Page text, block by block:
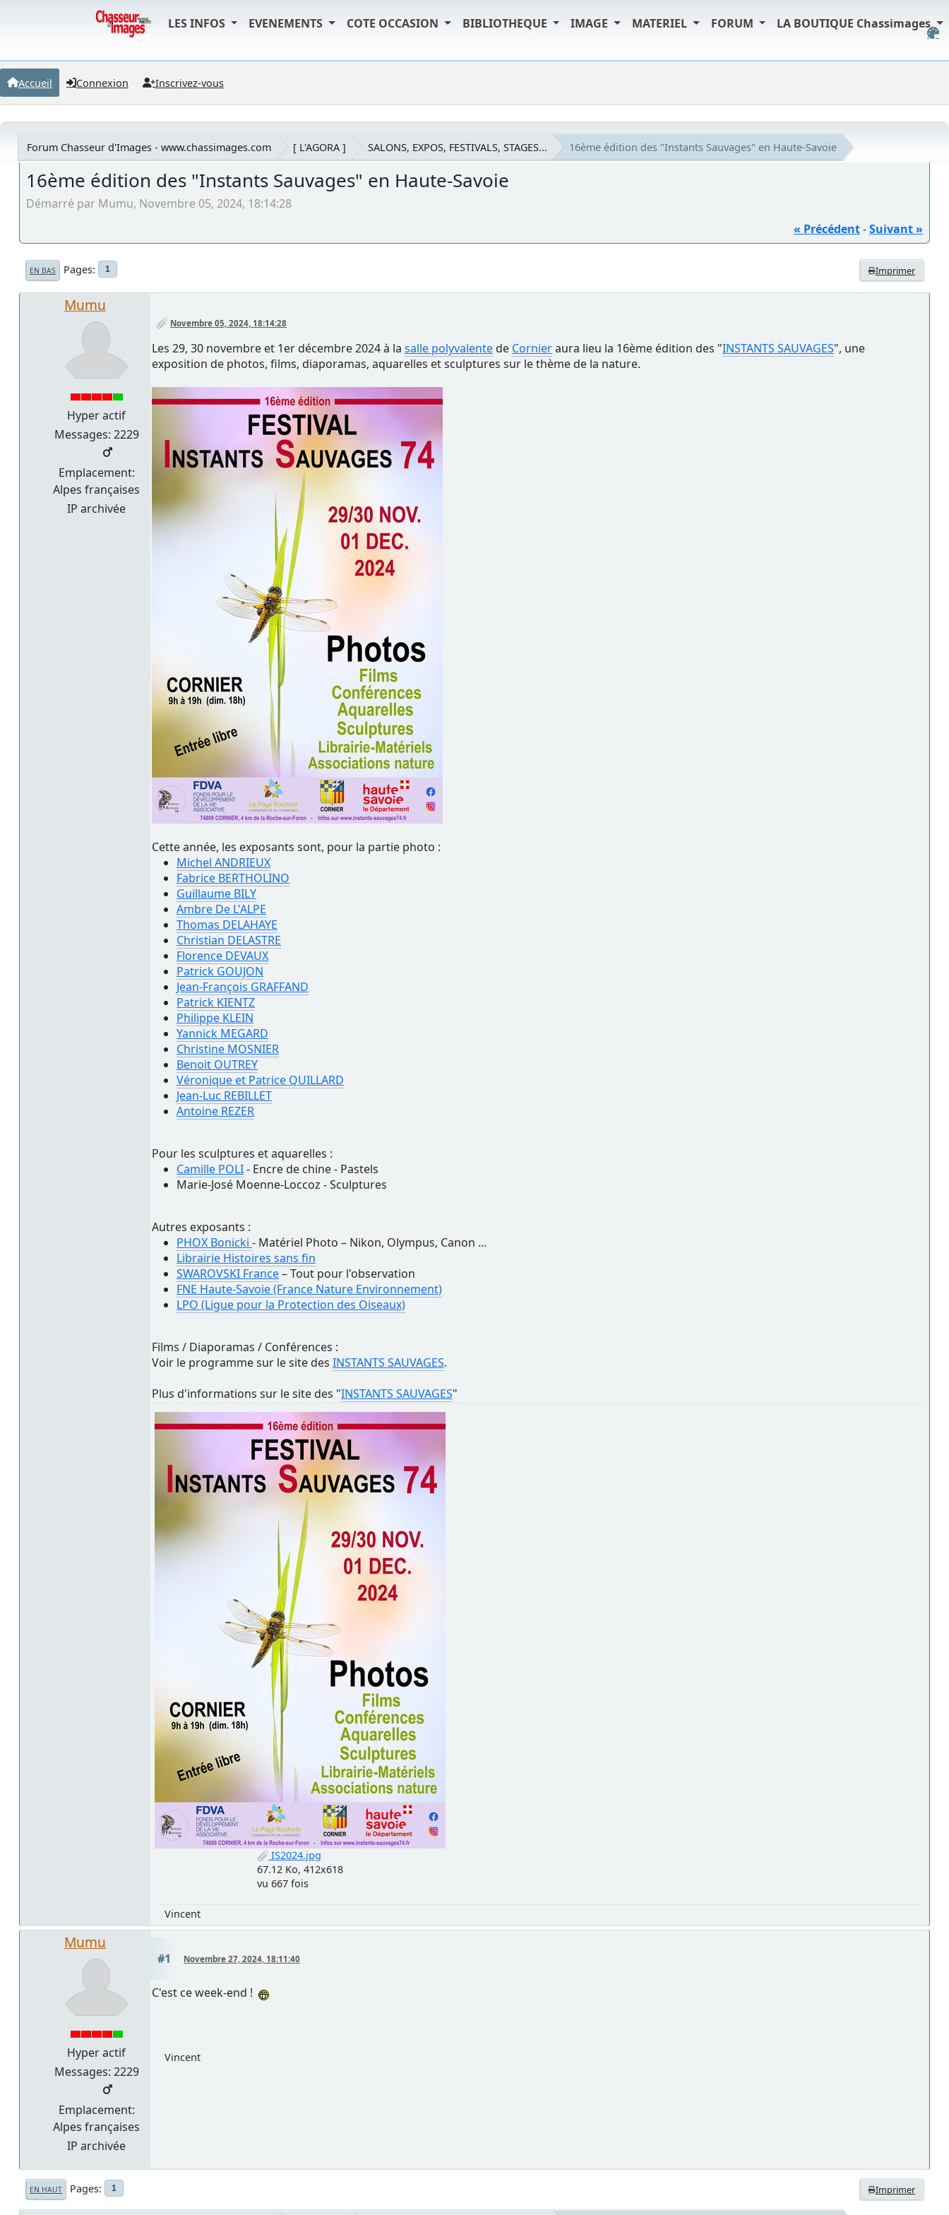
LES INFOS EVENEMENTS COTE OCCASION BIBLIOTHEQUE IMAGE MATERIEL FORUM LA BOUTIQUE Chassimages
Accueil Connexion Inscrivez-vous
Forum Chasseur d'Images - www.chassimages.com [ L'AGORA ] SALONS, EXPOS, FESTIVALS, STAGES... 16ème édition des "Instants Sauvages" en Haute-Savoie
16ème édition des "Instants Sauvages" en Haute-Savoie
Démarré par Mumu, Novembre 05, 2024, 18:14:28
« Précédent-Suivant »
Imprimer
EN BAS Pages 1
Mumu
Hyper actif
Messages: 2229
Emplacement:
Alpes françaises
IP archivée
Novembre 05, 2024, 18:14:28
Les 29, 30 novembre et 1er décembre 2024 à la salle polyvalente de Cornieraura lieu la 16ème édition des "INSTANTS SAUVAGES", une
exposition de photos, films, diaporamas, aquarelles et sculptures sur le thème de la nature.
Cette année, les exposants sont, pour la partie photo :
Michel ANDRIEUX
Fabrice BERTHOLINO
Guillaume BILY
Ambre De L'ALPE
Thomas DELAHAYE
Christian DELASTRE
Florence DEVAUX
Patrick GOUJON
Jean-François GRAFFAND
Patrick KIENTZ
Philippe KLEIN
Yannick MEGARD
Christine MOSNIER
Benoit OUTREY
Véronique et Patrice QUILLARD
Jean-Luc REBILLET
Antoine REZER
Pour les sculptures et aquarelles :
Camille POLI- Encre de chine - Pastels
Marie-José Moenne-Loccoz - Sculptures
Autres exposants :
PHOX Bonicki - Matériel Photo – Nikon, Olympus, Canon ...
Librairie Histoires sans fin
SWAROVSKI France– Tout pour l'observation
FNE Haute-Savoie (France Nature Environnement)
LPO (Ligue pour la Protection des Oiseaux)
Films / Diaporamas / Conférences :
Voir le programme sur le site des INSTANTS SAUVAGES.
Plus d'informations sur le site des "INSTANTS SAUVAGES"
IS2024.jpg
67.12 Ko, 412x618
vu 667 fois
Vincent
Mumu
Hyper actif
Messages: 2229
Emplacement:
Alpes françaises
IP archivée
#1 Novembre 27, 2024, 18:11:40
C'est ce week-end !
Vincent
Imprimer
EN HAUT Pages 1